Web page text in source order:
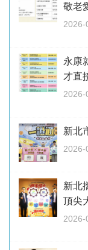
敬老
2026-
永康
才直
2026-
新北
2026-
新北
頂尖
2026-